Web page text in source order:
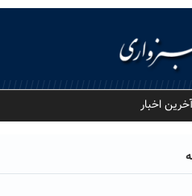
آخرین اخبار